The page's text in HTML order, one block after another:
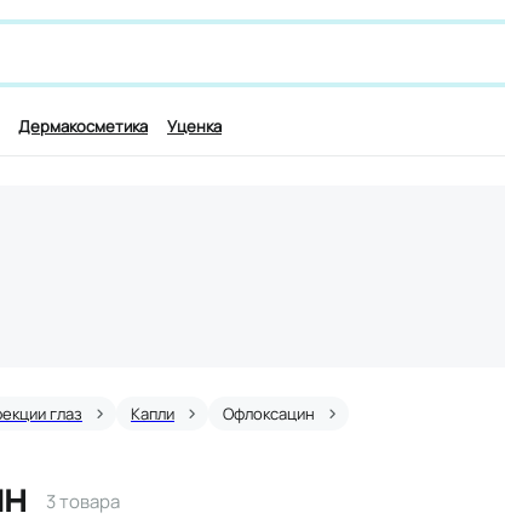
и симптомам, например,для работы мозга
Дермакосметика Уценка
глаз Капли Офлоксацин
3 товара